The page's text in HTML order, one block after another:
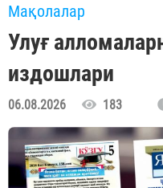
Мақолалар
Улуғ
издошлари
06.08.2026 183